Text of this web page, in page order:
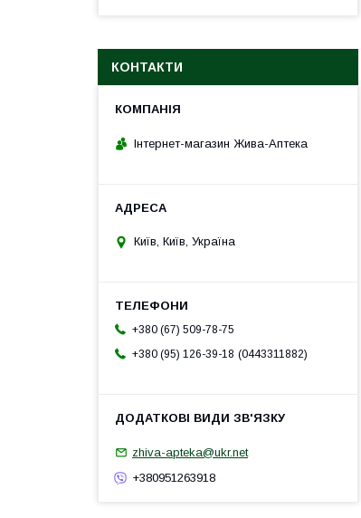
КОНТАКТИ
Інтернет-магазин Жива-Аптека
Київ, Київ, Україна
+380 (67) 509-78-75
+380 (95) 126-39-18
0443311882
zhiva-apteka@ukr.net
+380951263918